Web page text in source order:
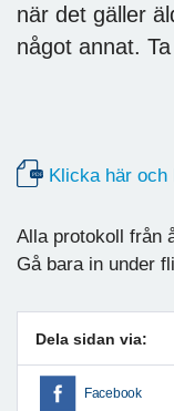
när det gäller
något annat.
Klicka här och
Alla protokoll från
Gå bara in under
Dela sidan via:
Facebook